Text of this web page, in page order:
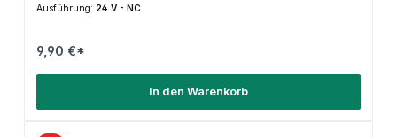
Ausführung: 24 V - NC
9,90 €*
In den Warenkorb